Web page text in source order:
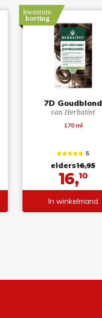
7D Goudblond
van Herbatint
170 ml
kwantum
korting
5
elders16,95
16,10
In winkelmand